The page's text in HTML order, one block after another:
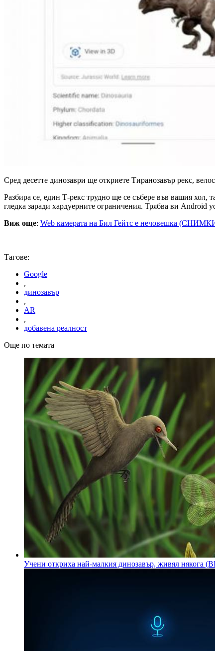
Сред десетте динозаври ще откриете Тиранозавър рекс,
Разбира се, един Т-рекс трудно ще се събере във вашия хол,
гледка заради хардуерните ограничения. Трябва ви Android
Виж още: Web камерата на Бил Гейтс е нечовешка
Тагове:
Google
,
динозавър
,
AR
,
добавена реалност
Още по темата
Учени откриха най-малкия динозавър, живял някога